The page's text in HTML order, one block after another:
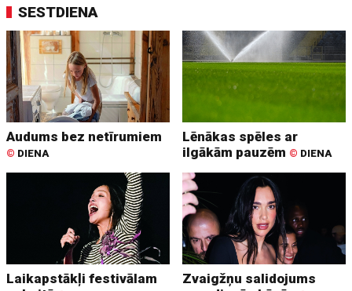
SESTDIENA
Audums bez netīrumiem
© DIENA
Lēnākas spēles ar
ilgākām pauzēm © DIENA
Laikapstākļi festivālam
Zvaigžņu salidojums